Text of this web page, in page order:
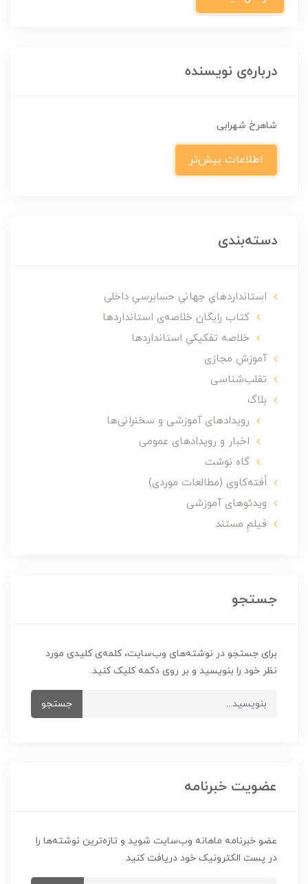
درباره‌ی نویسنده
شاهرخ شهرابی
اطلاعات بیش‌تر
دسته‌بندی
استانداردهایِ جهانیِ حسابرسیِ داخلی
کتاب رایگان خلاصه‌ی استانداردها
خلاصه تفکیکیِ استانداردها
آموزشِ مجازی
تقلب‌شناسی
بلاگ
رویدادهای آموزشی و سخنرانی‌ها
اخبار و رویدادهای عمومی
گاه نوشت
اُفته‌کاوی (مطالعات موردی)
ویدئوهای آموزشی
فیلمِ مستند
جستجو
برای جستجو در نوشته‌های وب‌سایت، کلمه‌ی کلیدی مورد
نظر خود را بنویسید و بر روی دکمه کلیک کنید.
جستجو
عضویت خبرنامه
عضو خبرنامه ماهانه وب‌سایت شوید و تازه‌ترین نوشته‌ها را
در پست الکترونیک خود دریافت کنید.